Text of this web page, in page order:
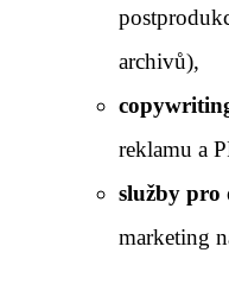
archivů),
reklamu a
služby pro
marketing